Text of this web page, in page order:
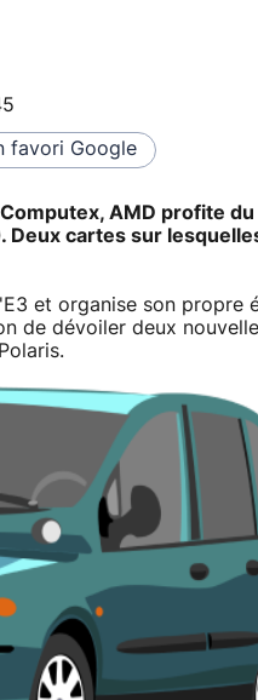
favori Google
AMD profite
Deux cartes sur
et organise son propre
de dévoiler deux